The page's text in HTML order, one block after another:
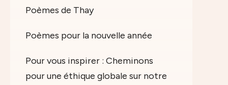
Poèmes de Thay
Poèmes pour la nouvelle année
Pour vous inspirer : Cheminons
pour une éthique globale sur notre